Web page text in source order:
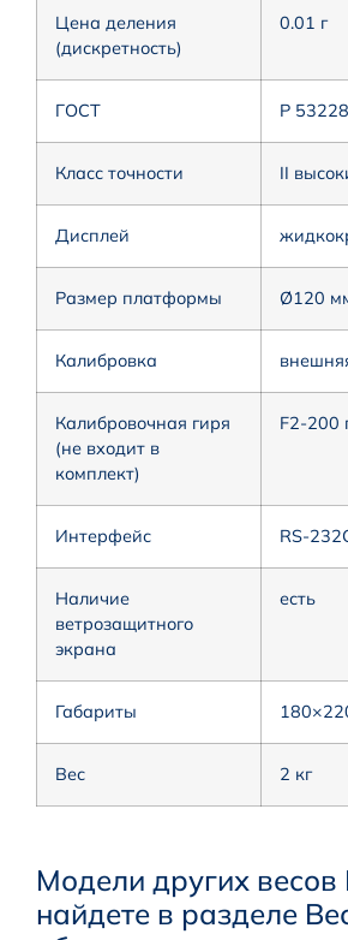
Цена деления
(дискретность)
0.01 г
ГОСТ Р
Класс точности II
Дисплей
Размер платформы Ø120
Калибровка
Калибровочная гиря
(не входит в
комплект)
F2-200
Интерфейс RS-
Наличие
ветрозащитного
экрана
есть
Габариты
Вес 2 кг
Модели других
найдете в разделе